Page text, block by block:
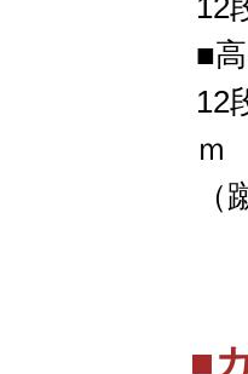
■
12
ｍ
■